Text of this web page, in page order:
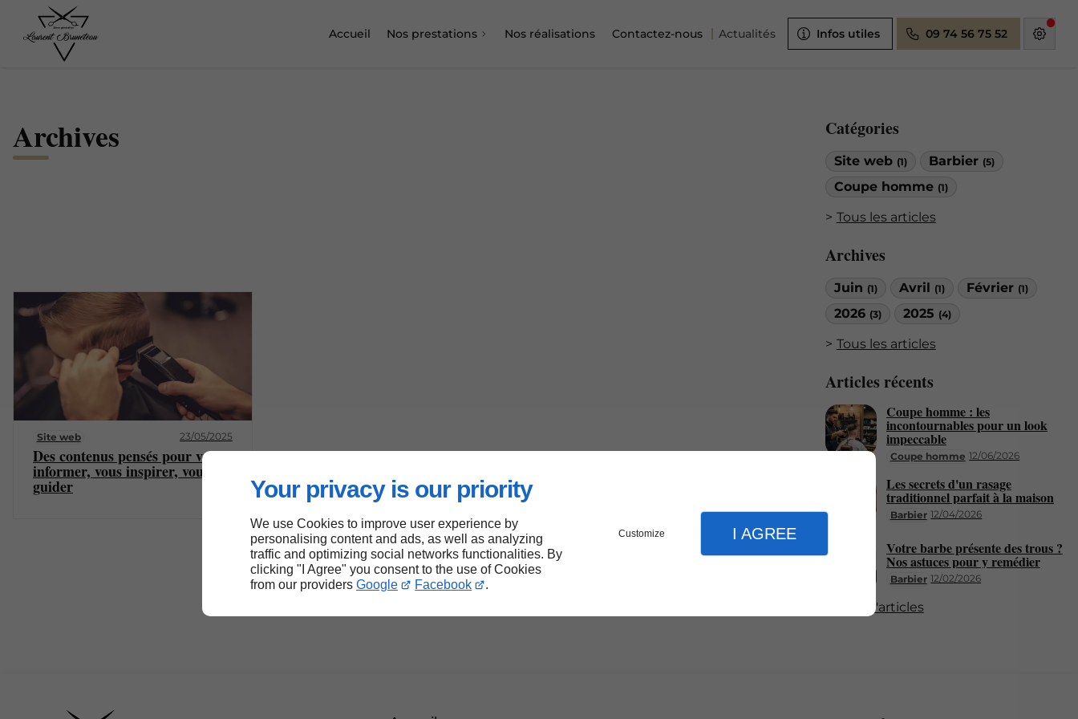
Your privacy is our priority
We use Cookies to improve user experience by
personalising content and ads, as well as analyzing
traffic and optimizing social networks functionalities. By
clicking "I Agree" you consent to the use of Cookies
from our providers Google Facebook .
Customize I AGREE
Accueil Nos prestations Nos réalisations Contactez-nous Actualités Infos utiles 09 74 56 75 52
Catégories
Site web (1) Barbier (5)
Coupe homme (1)
Tous les articles
Archives
Juin (1) Avril (1) Février (1)
2026 (3) 2025 (4)
Tous les articles
Articles récents
Coupe homme 12/06/2026
Coupe homme : les
incontournables pour un look
impeccable
Barbier 12/04/2026
Les secrets d'un rasage
traditionnel parfait à la maison
Barbier 12/02/2026
Votre barbe présente des trous ?
Nos astuces pour y remédier
Plus d'articles
Archives
Site web 23/05/2025
Des contenus pensés pour vous
informer, vous inspirer, vous
guider